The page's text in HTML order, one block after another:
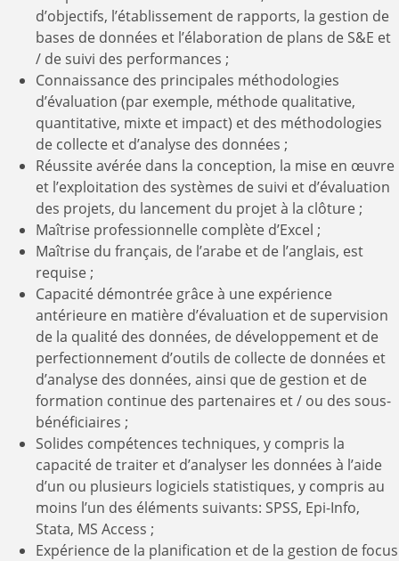
d’objectifs, l’établissement de rapports, la gestion de
bases de données et l’élaboration de plans de S&E et
/ de suivi des performances ;
Connaissance des principales méthodologies
d’évaluation (par exemple, méthode qualitative,
quantitative, mixte et impact) et des méthodologies
de collecte et d’analyse des données ;
Réussite avérée dans la conception, la mise en œuvre
et l’exploitation des systèmes de suivi et d’évaluation
des projets, du lancement du projet à la clôture ;
Maîtrise professionnelle complète d’Excel ;
Maîtrise du français, de l’arabe et de l’anglais, est
requise ;
Capacité démontrée grâce à une expérience
antérieure en matière d’évaluation et de supervision
de la qualité des données, de développement et de
perfectionnement d’outils de collecte de données et
d’analyse des données, ainsi que de gestion et de
formation continue des partenaires et / ou des sous-
bénéficiaires ;
Solides compétences techniques, y compris la
capacité de traiter et d’analyser les données à l’aide
d’un ou plusieurs logiciels statistiques, y compris au
moins l’un des éléments suivants: SPSS, Epi-Info,
Stata, MS Access ;
Expérience de la planification et de la gestion de focus